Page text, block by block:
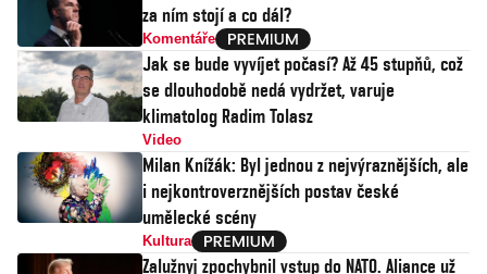
za ním stojí a co dál?
Komentáře
Jak se bude vyvíjet počasí? Až 45 stupňů, což
se dlouhodobě nedá vydržet, varuje
klimatolog Radim Tolasz
Video
Milan Knížák: Byl jednou z nejvýraznějších, ale
i nejkontroverznějších postav české
umělecké scény
Kultura
Zalužnyj zpochybnil vstup do NATO. Aliance už